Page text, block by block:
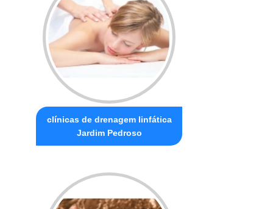
clínicas de drenagem linfática
Jardim Pedroso